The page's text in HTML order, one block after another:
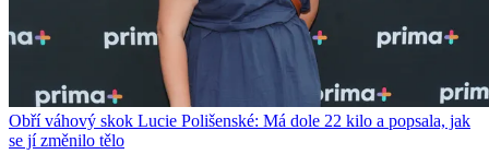
Obří váhový skok Lucie Polišenské: Má dole 22 kilo a popsala, jak
se jí změnilo tělo